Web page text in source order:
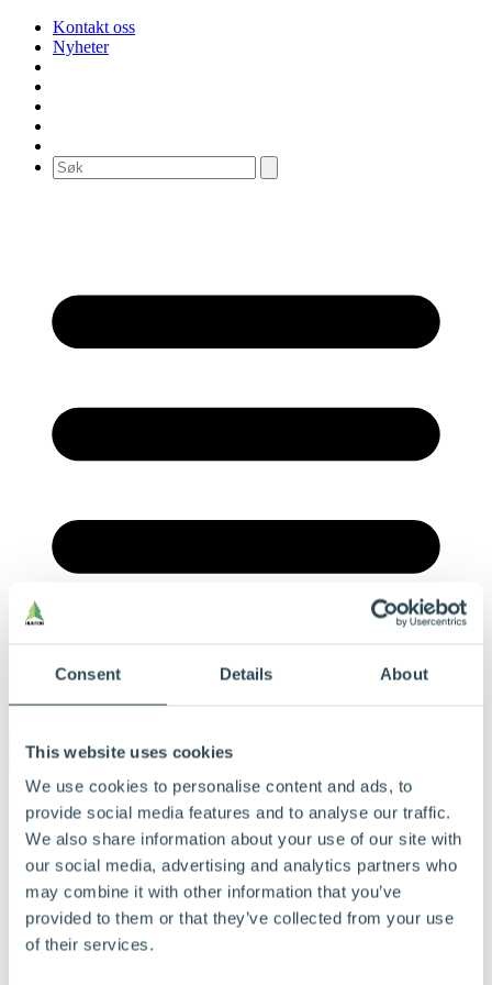
Consent Details About
This website uses cookies
We use cookies to personalise content and ads, to
provide social media features and to analyse our traffic.
We also share information about your use of our site with
our social media, advertising and analytics partners who
may combine it with other information that you’ve
provided to them or that they’ve collected from your use
of their services.
Kontakt oss
Nyheter
Meny
Våre produkter
Våre byggløsninger
Ofte stilte spørsmål
Dokumentasjon
Bærekraft
Beregningsverktøy
Referanser
Tips og råd
Derfor velger du Hunton